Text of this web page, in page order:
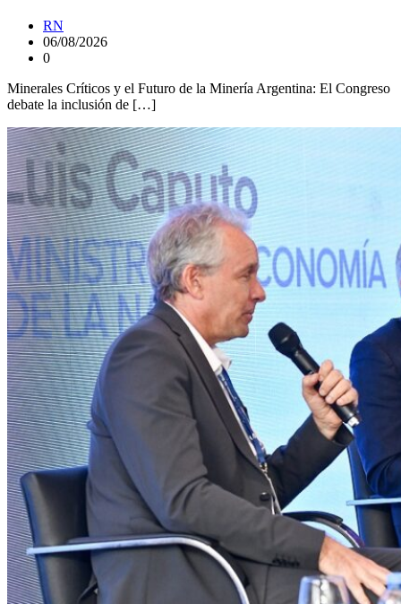
RN
06/08/2026
0
Minerales Críticos y el Futuro de la Minería Argentina: El Congreso
debate la inclusión de […]